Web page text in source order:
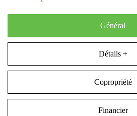
Général
Détails +
Copropriété
Financier